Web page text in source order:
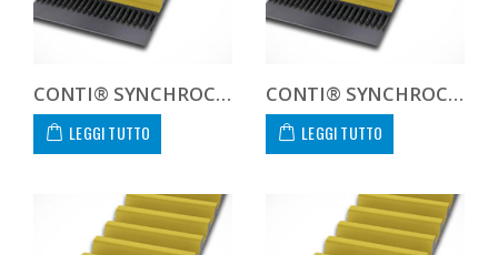
CONTI® SYNCHROCHAIN CARBON CTD 14M 1190 125 C
LEGGI TUTTO
CONTI® SYNCHROCHAIN CARBON CTD 14M 1190 450 C CUSTOM
LEGGI TUTTO